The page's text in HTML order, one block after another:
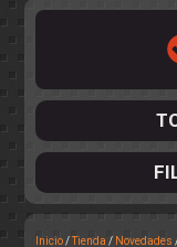
Inicio/Tienda / Novedades